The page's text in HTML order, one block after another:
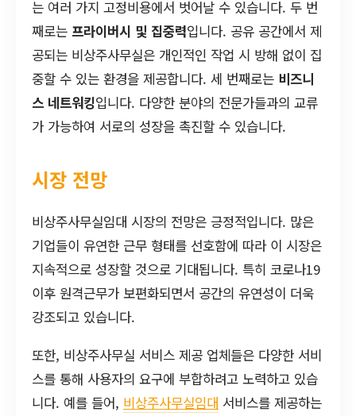
는 여러 가지 고정비용에서 벗어날 수 있습니다. 두 번
째로는 프라이버시 및 집중력입니다. 공유 공간에서 제
공되는 비상주사무실은 개인적인 작업 시 방해 없이 집
중할 수 있는 환경을 제공합니다. 세 번째로는 비즈니
스 네트워킹입니다. 다양한 분야의 전문가들과의 교류
가 가능하여 서로의 성장을 촉진할 수 있습니다.
시장 전망
비상주사무실임대 시장의 전망은 긍정적입니다. 많은
기업들이 유연한 근무 형태를 선호함에 따라 이 시장은
지속적으로 성장할 것으로 기대됩니다. 특히 코로나19
이후 원격근무가 보편화되면서 공간의 유연성이 더욱
강조되고 있습니다.
또한, 비상주사무실 서비스 제공 업체들은 다양한 서비
스를 통해 사용자의 요구에 부합하려고 노력하고 있습
니다. 예를 들어, 비상주사무실임대 서비스를 제공하는